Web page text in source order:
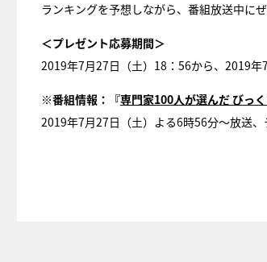
ランキングを予想しながら、番組放送中に
＜プレゼント応募期間＞
2019年7月27日（土）18：56から、2019
※番組情報：『専門家100人が選んだ びっ
2019年7月27日（土）よる6時56分～放送